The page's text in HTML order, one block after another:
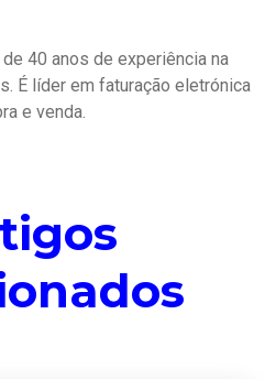
40 anos de experiência na
É líder em faturação eletrónica
e venda.